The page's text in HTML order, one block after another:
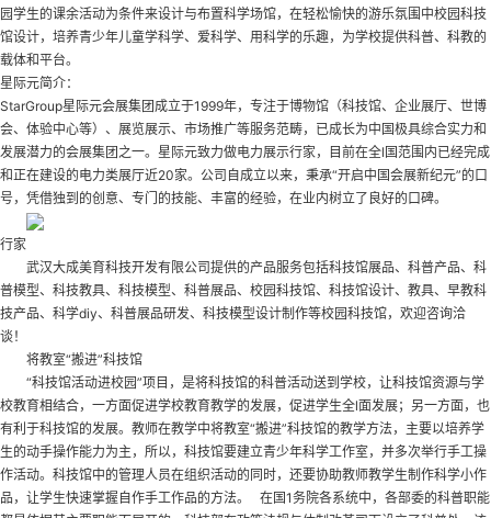
园学生的课余活动为条件来设计与布置科学场馆，在轻松愉快的游乐氛围中校园科技
馆设计，培养青少年儿童学科学、爱科学、用科学的乐趣，为学校提供科普、科教的
载体和平台。
星际元简介：
StarGroup星际元会展集团成立于1999年，专注于博物馆（科技馆、企业展厅、世博
会、体验中心等）、展览展示、市场推广等服务范畴，已成长为中国极具综合实力和
发展潜力的会展集团之一。星际元致力做电力展示行家，目前在全l国范围内已经完成
和正在建设的电力类展厅近20家。公司自成立以来，秉承“开启中国会展新纪元”的口
号，凭借独到的创意、专门的技能、丰富的经验，在业内树立了良好的口碑。
行家
武汉大成美育科技开发有限公司提供的产品服务包括科技馆展品、科普产品、科
普模型、科技教具、科技模型、科普展品、校园科技馆、科技馆设计、教具、早教科
技产品、科学diy、科普展品研发、科技模型设计制作等校园科技馆，欢迎咨询洽
谈！
将教室“搬进”科技馆
“科技馆活动进校园”项目，是将科技馆的科普活动送到学校，让科技馆资源与学
校教育相结合，一方面促进学校教育教学的发展，促进学生全l面发展；另一方面，也
有利于科技馆的发展。教师在教学中将教室“搬进”科技馆的教学方法，主要以培养学
生的动手操作能力为主，所以，科技馆要建立青少年科学工作室，并多次举行手工操
作活动。科技馆中的管理人员在组织活动的同时，还要协助教师教学生制作科学小作
品，让学生快速掌握自作手工作品的方法。 在国1务院各系统中，各部委的科普职能